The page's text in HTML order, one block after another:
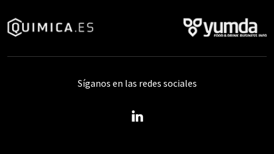
Síganos en las redes sociales